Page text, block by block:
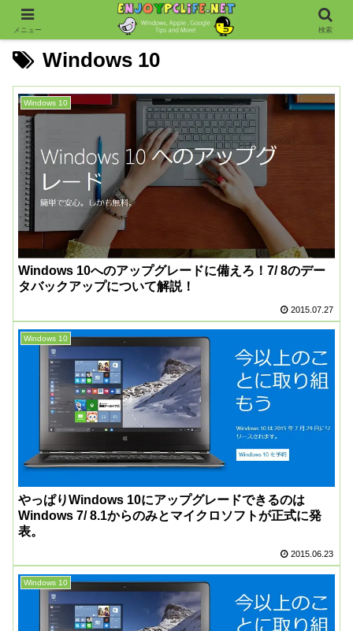
Windows 10
Windows 10
Windows 10へのアップグレードに備えろ！7/ 8のデー
タバックアップについて解説！
2015.07.27
Windows 10
やっぱりWindows 10にアップグレードできるのは
Windows 7/ 8.1からのみとマイクロソフトが正式に発
表。
2015.06.23
Windows 10
メニュー 検索